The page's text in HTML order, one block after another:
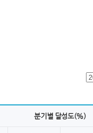
분기별 달성도(%)